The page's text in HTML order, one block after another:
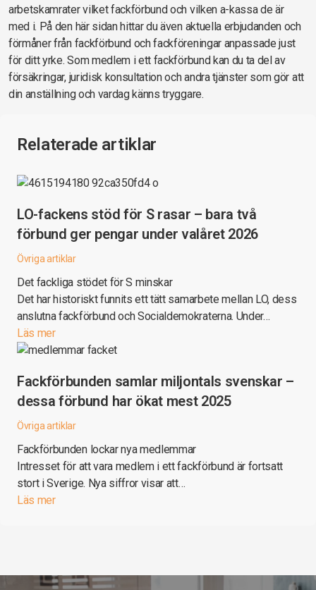
arbetskamrater vilket fackförbund och vilken a-kassa de är
med i. På den här sidan hittar du även aktuella erbjudanden och
förmåner från fackförbund och fackföreningar anpassade just
för ditt yrke. Som medlem i ett fackförbund kan du ta del av
försäkringar, juridisk konsultation och andra tjänster som gör att
din anställning och vardag känns tryggare.
Relaterade artiklar
LO-fackens stöd för S rasar – bara två
förbund ger pengar under valåret 2026
Övriga artiklar
Det fackliga stödet för S minskar
Det har historiskt funnits ett tätt samarbete mellan LO, dess
anslutna fackförbund och Socialdemokraterna. Under…
Läs mer
Fackförbunden samlar miljontals svenskar –
dessa förbund har ökat mest 2025
Övriga artiklar
Fackförbunden lockar nya medlemmar
Intresset för att vara medlem i ett fackförbund är fortsatt
stort i Sverige. Nya siffror visar att…
Läs mer